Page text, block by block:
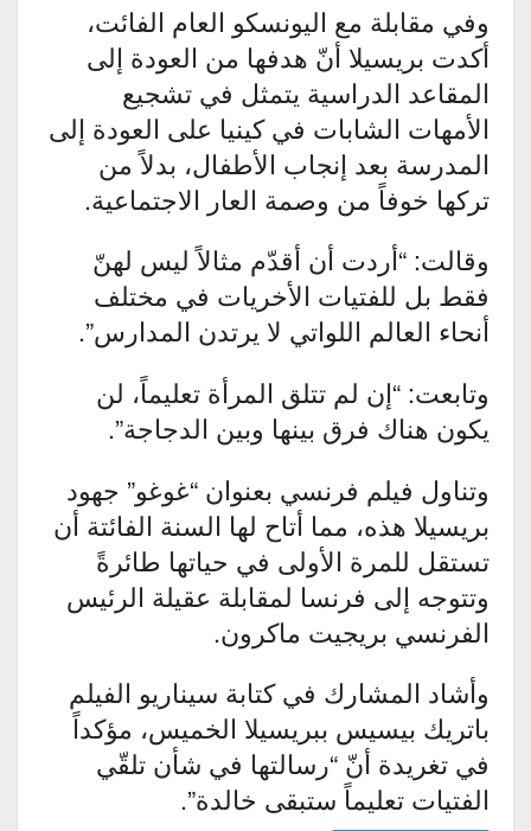
وفي مقابلة مع اليونسكو العام الفائت،
أكدت بريسيلا أنّ هدفها من العودة إلى
المقاعد الدراسية يتمثل في تشجيع
الأمهات الشابات في كينيا على العودة إلى
المدرسة بعد إنجاب الأطفال، بدلاً من
تركها خوفاً من وصمة العار الاجتماعية.
وقالت: “أردت أن أقدّم مثالاً ليس لهنّ
فقط بل للفتيات الأخريات في مختلف
أنحاء العالم اللواتي لا يرتدن المدارس”.
وتابعت: “إن لم تتلق المرأة تعليماً، لن
يكون هناك فرق بينها وبين الدجاجة”.
وتناول فيلم فرنسي بعنوان “غوغو” جهود
بريسيلا هذه، مما أتاح لها السنة الفائتة أن
تستقل للمرة الأولى في حياتها طائرةً
وتتوجه إلى فرنسا لمقابلة عقيلة الرئيس
الفرنسي بريجيت ماكرون.
وأشاد المشارك في كتابة سيناريو الفيلم
باتريك بيسيس ببريسيلا الخميس، مؤكداً
في تغريدة أنّ “رسالتها في شأن تلقّي
الفتيات تعليماً ستبقى خالدة”.